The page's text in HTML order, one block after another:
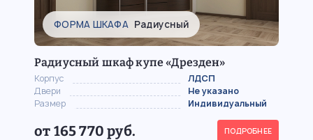
ФОРМА ШКАФА Радиусный
Радиусный шкаф купе «Дрезден»
Корпус
ЛДСП
Двери
Не указано
Размер
Индивидуальный
от 165 770 руб. ПОДРОБНЕЕ